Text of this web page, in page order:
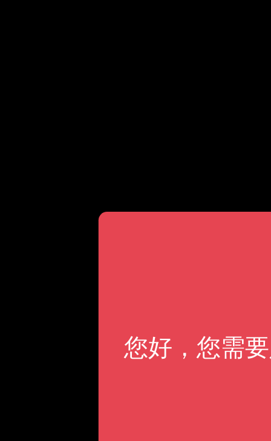
您好，您需